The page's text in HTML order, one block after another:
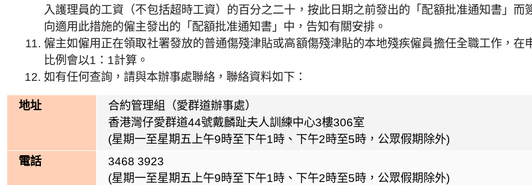
入護理員的工資（不包括超時工資）的百分之二十，按此日期之前發出的「配額批准通知書」
向適用此措施的僱主發出的「配額批准通知書」中，告知有關安排。
僱主如僱用正在領取社署發放的普通傷殘津貼或高額傷殘津貼的本地殘疾僱員擔任全職工作，
比例會以1：1計算。
如有任何查詢，請與本辦事處聯絡，聯絡資料如下：
地址
合約管理組（愛群道辦事處）
香港灣仔愛群道44號戴麟趾夫人訓練中心3樓306室
(星期一至星期五上午9時至下午1時、下午2時至5時，公眾假期除外)
電話
3468 3923
(星期一至星期五上午9時至下午1時、下午2時至5時，公眾假期除外)